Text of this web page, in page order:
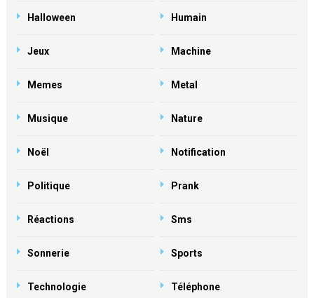
Halloween Humain
Jeux Machine
Memes Metal
Musique Nature
Noël Notification
Politique Prank
Réactions Sms
Sonnerie Sports
Technologie Téléphone